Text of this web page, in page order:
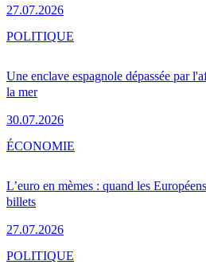
27.07.2026
Une enclave espagnole dépassée par
la mer
30.07.2026
POLITIQUE
L’euro en mèmes : quand les
billets
27.07.2026
ÉCONOMIE
POLITIQUE